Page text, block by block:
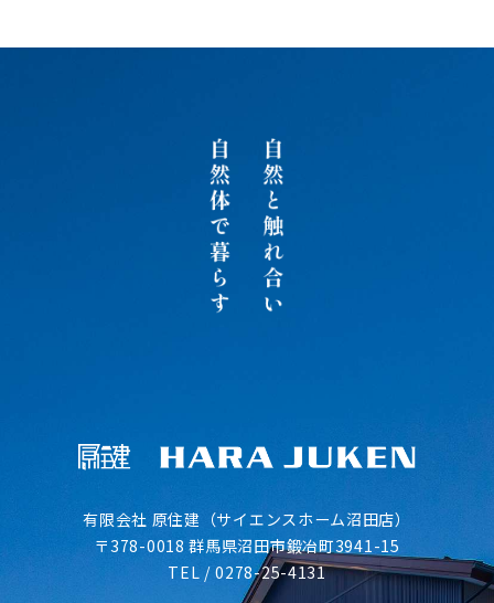
有限会社 原住建（サイエンスホーム沼田店）
〒378-0018 群馬県沼田市鍛冶町3941-15
TEL /0278-25-4131